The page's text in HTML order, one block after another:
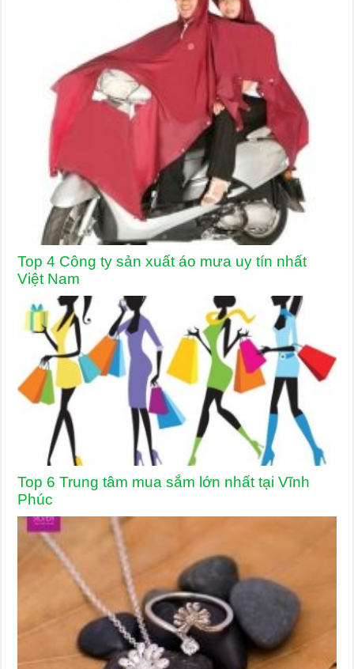
Top 4 Công ty sản xuất áo mưa uy tín nhất
Việt Nam
Top 6 Trung tâm mua sắm lớn nhất tại Vĩnh
Phúc